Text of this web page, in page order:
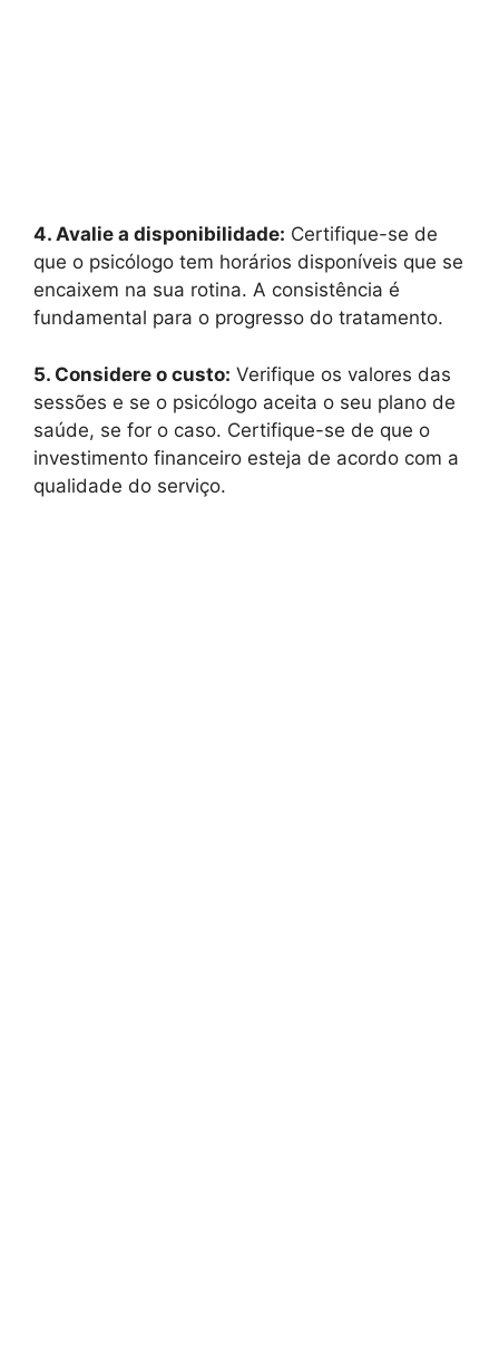
4. Avalie a disponibilidade: Certifique-se de
que o psicólogo tem horários disponíveis que se
encaixem na sua rotina. A consistência é
fundamental para o progresso do tratamento.
5. Considere o custo: Verifique os valores das
sessões e se o psicólogo aceita o seu plano de
saúde, se for o caso. Certifique-se de que o
investimento financeiro esteja de acordo com a
qualidade do serviço.